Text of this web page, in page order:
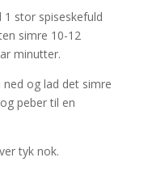
stor spiseskefuld
simre 10-12
minutter.
og lad det simre
peber til en
tyk nok.